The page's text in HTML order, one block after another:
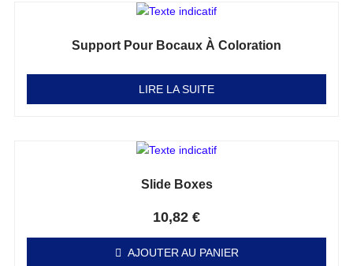
Support Pour Bocaux À Coloration
LIRE LA SUITE
Slide Boxes
10,82 €
AJOUTER AU PANIER